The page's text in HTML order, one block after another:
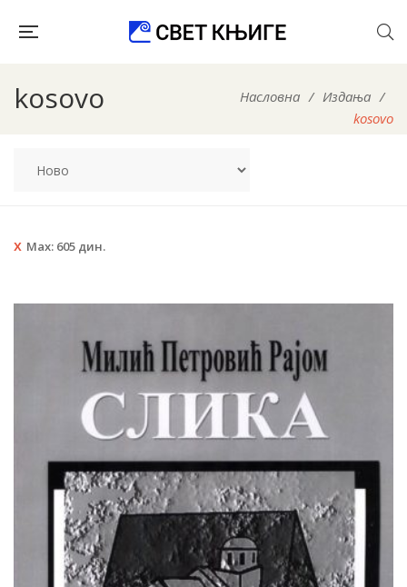
kosovo Насловна / Издања /
kosovo
Max: 605 дин.